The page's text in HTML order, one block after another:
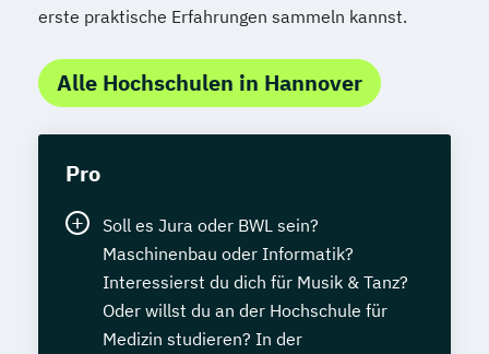
erste praktische Erfahrungen sammeln kannst.
Alle Hochschulen in Hannover
Pro
Soll es Jura oder BWL sein?
Maschinenbau oder Informatik?
Interessierst du dich für Musik & Tanz?
Oder willst du an der Hochschule für
Medizin studieren? In der